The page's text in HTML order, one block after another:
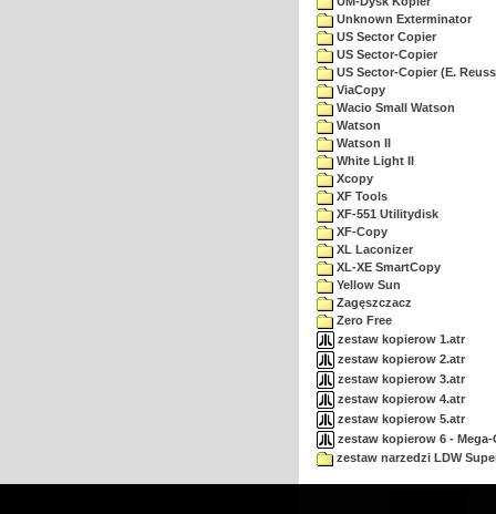
Unknown Exterminator
US Sector Copier
US Sector-Copier
US Sector-Copier (E.
ViaCopy
Wacio Small Watson
Watson
Watson II
White Light II
Xcopy
XF Tools
XF-551 Utilitydisk
XF-Copy
XL Laconizer
XL-XE SmartCopy
Yellow Sun
Zagęszczacz
Zero Free
zestaw kopierow 1.atr
zestaw kopierow 2.atr
zestaw kopierow 3.atr
zestaw kopierow 4.atr
zestaw kopierow 5.atr
zestaw kopierow 6 -
zestaw narzedzi LDW